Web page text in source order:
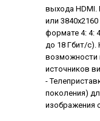
выхода HDMI.
или
формате 4: 4:
до 18 Гбит/с).
возможности
источников
-
поколения)
изображения